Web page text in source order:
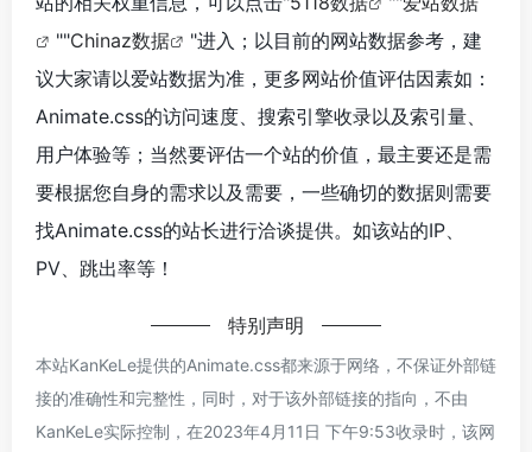
""Chinaz数据
"进入；以目前的网站数据参考，建
议大家请以爱站数据为准，更多网站价值评估因素如：
Animate.css的访问速度、搜索引擎收录以及索引量、
用户体验等；当然要评估一个站的价值，最主要还是需
要根据您自身的需求以及需要，一些确切的数据则需要
找Animate.css的站长进行洽谈提供。如该站的IP、
PV、跳出率等！
特别声明
本站KanKeLe提供的Animate.css都来源于网络，不保证外部链
接的准确性和完整性，同时，对于该外部链接的指向，不由
KanKeLe实际控制，在2023年4月11日 下午9:53收录时，该网